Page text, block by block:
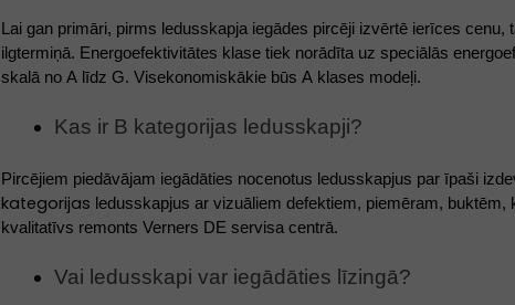
Lai gan primāri, pirms ledusskapja iegādes pircēji izvērtē ierīces
ilgtermiņā. Energoefektivitātes klase tiek norādīta uz speciālās
skalā no A līdz G. Visekonomiskākie būs A klases modeļi.
Kas ir B kategorijas ledusskapji?
kategorijas ledusskapjus ar vizuāliem defektiem, piemēram, buktēm,
kvalitatīvs remonts Verners DE servisa centrā.
Vai ledusskapi var iegādāties līzingā?